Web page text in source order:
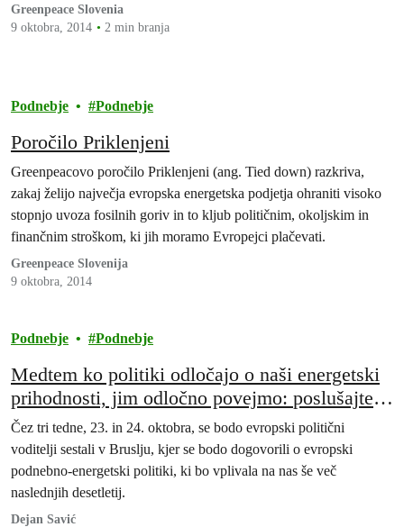
Greenpeace Slovenia
9 oktobra, 2014
2 min branja
Podnebje Podnebje
Poročilo Priklenjeni
Greenpeacovo poročilo Priklenjeni (ang. Tied down) razkriva,
zakaj želijo največja evropska energetska podjetja ohraniti visoko
stopnjo uvoza fosilnih goriv in to kljub političnim, okoljskim in
finančnim stroškom, ki jih moramo Evropejci plačevati.
Greenpeace Slovenija
9 oktobra, 2014
Podnebje Podnebje
Medtem ko politiki odločajo o naši energetski
prihodnosti, jim odločno povejmo: poslušajte
ljudi, ne onesnaževalcev!
Čez tri tedne, 23. in 24. oktobra, se bodo evropski politični
voditelji sestali v Bruslju, kjer se bodo dogovorili o evropski
podnebno-energetski politiki, ki bo vplivala na nas še več
naslednjih desetletij.
Dejan Savić